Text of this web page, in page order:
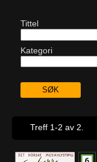
Tittel
Kategori
Treff 1-2 av 2.